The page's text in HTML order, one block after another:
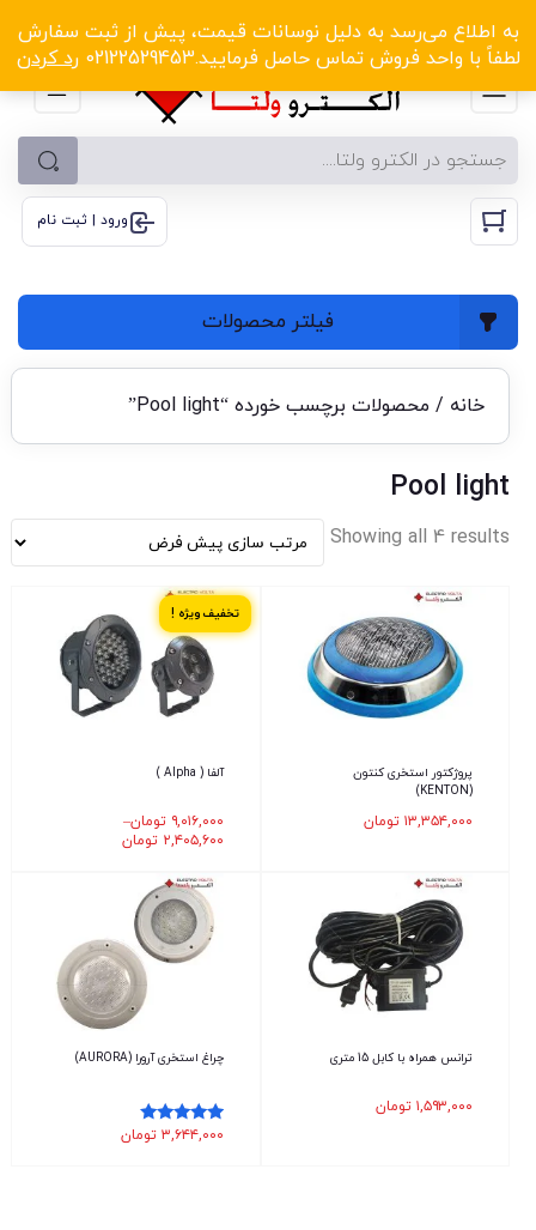
اطلاع می‌رسد به دلیل نوسانات قیمت، پیش از ثبت سفارش
با واحد فروش تماس حاصل فرمایید.02122529453
رد کردن
الکترو ولتا با تخفیف‌های شگفت‌انگیز! کلیک کنید
ورود | ثبت نام
فیلتر محصولات
خانه/ محصولات برچسب خورده “Pool light”
Pool light
Showing all 4 results
پروژکتور استخری کنتون
۱۳,۳۵۴,۰۰۰ تومان
تخفیف ویژه !
آلفا ( Alpha )
۹,۰۱۶,۰۰۰ تومان–
۲,۴۰۵,۶۰۰ تومان
ترانس همراه با کابل 15 متری
۱,۵۹۳,۰۰۰ تومان
چراغ استخری آرورا (AURORA)
نمره
۳,۶۴۴,۰۰۰ تومان